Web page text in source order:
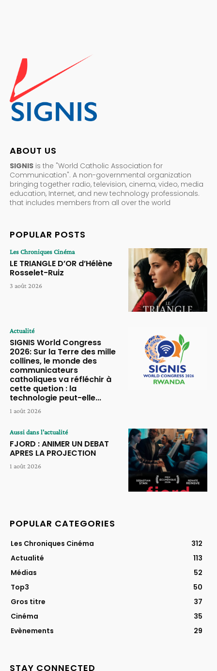
ABOUT US
SIGNIS is the "World Catholic Association for
Communication". A non-governmental organization
bringing together radio, television, cinema, video, media
education, Internet, and new technology professionals.
that includes members from all over the world
POPULAR POSTS
Les Chroniques Cinéma
LE TRIANGLE D’OR d’Hélène
Rosselet-Ruiz
3 août 2026
Actualité
SIGNIS World Congress
2026: Sur la Terre des mille
collines, le monde des
communicateurs
catholiques va réfléchir à
cette quetion : la
technologie peut-elle...
1 août 2026
Aussi dans l'actualité
FJORD : ANIMER UN DEBAT
APRES LA PROJECTION
1 août 2026
POPULAR CATEGORIES
Les Chroniques Cinéma
312
Actualité
113
Médias
52
Top3
50
Gros titre
37
Cinéma
35
Evènements
29
STAY CONNECTED